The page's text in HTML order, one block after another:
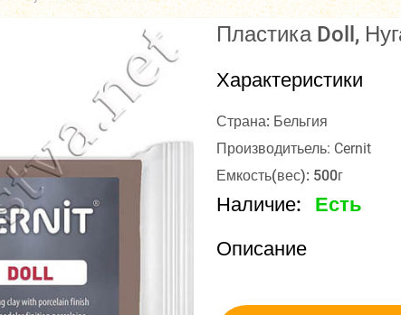
Пластика Doll,
Характеристики
Страна: Бельгия
Производитьель: Cernit
Емкость(вес): 500г
Наличие: Есть
Описание